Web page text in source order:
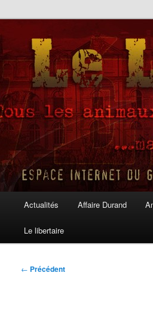
Le Libertaire
Actualités Affaire Durand
Le libertaire
Navigation
← Précédent